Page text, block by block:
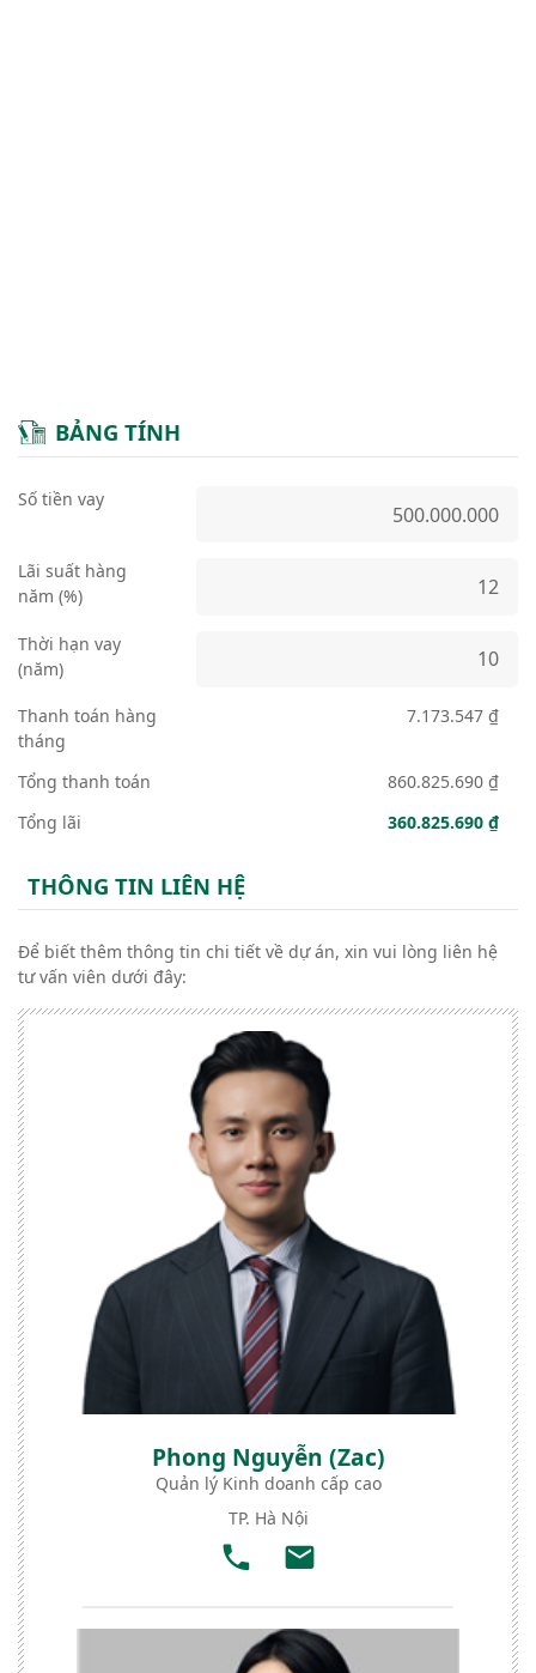
BẢNG TÍNH
Số tiền vay
Lãi suất hàng
năm (%)
Thời hạn vay
(năm)
Thanh toán hàng
tháng
7.173.547 ₫
Tổng thanh toán
860.825.690 ₫
Tổng lãi
360.825.690 ₫
THÔNG TIN LIÊN HỆ
Để biết thêm thông tin chi tiết về dự án, xin vui lòng liên hệ
tư vấn viên dưới đây:
Phong Nguyễn (Zac)
Quản lý Kinh doanh cấp cao
TP. Hà Nội